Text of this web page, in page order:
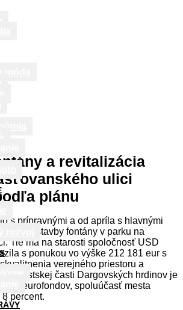
a revitalizácia
ulici
plánu
s prípravnými a od apríla s hlavnými
a výstavby fontány v parku na
Tie má na starosti spoločnosť USD
s ponukou vo výške 212 181 eur s
verejného priestoru a
v mestskej časti Dargovských hrdinov je
z eurofondov, spoluúčasť mesta
percent.